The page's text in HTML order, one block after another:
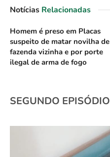
Notícias Relacionadas
Homem é preso em Placas
suspeito de matar novilha de
fazenda vizinha e por porte
ilegal de arma de fogo
SEGUNDO EPISÓDIO